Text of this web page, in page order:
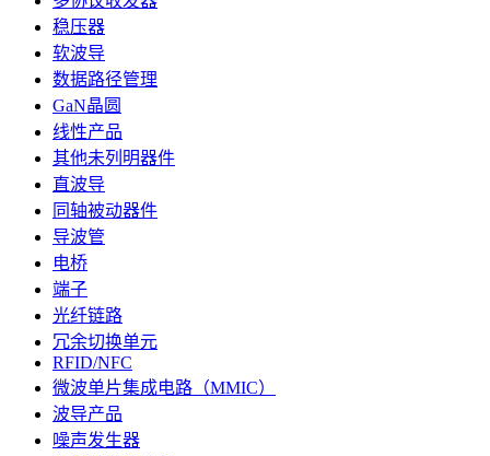
稳压器
软波导
数据路径管理
GaN晶圆
线性产品
其他未列明器件
直波导
同轴被动器件
导波管
电桥
端子
光纤链路
冗余切换单元
RFID/NFC
微波单片集成电路（MMIC）
波导产品
噪声发生器